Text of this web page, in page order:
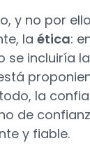
y no por
la ética:
se incluiría
la
de
y fiable.